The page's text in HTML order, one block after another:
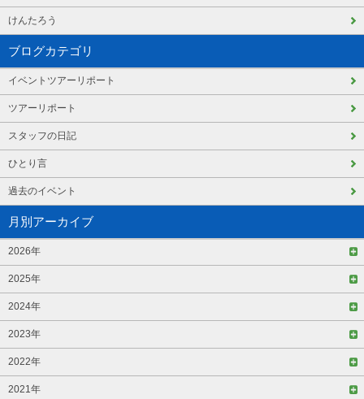
けんたろう
ブログカテゴリ
イベントツアーリポート
ツアーリポート
スタッフの日記
ひとり言
過去のイベント
月別アーカイブ
2026年
2025年
2024年
2023年
2022年
2021年